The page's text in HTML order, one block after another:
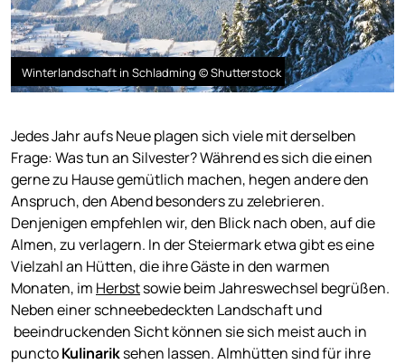
Winterlandschaft in Schladming © Shutterstock
Jedes Jahr aufs Neue plagen sich viele mit derselben
Frage: Was tun an Silvester? Während es sich die einen
gerne zu Hause gemütlich machen, hegen andere den
Anspruch, den Abend besonders zu zelebrieren.
Denjenigen empfehlen wir, den Blick nach oben, auf die
Almen, zu verlagern. In der Steiermark etwa gibt es eine
Vielzahl an Hütten, die ihre Gäste in den warmen
Monaten, im Herbstsowie beim Jahreswechsel begrüßen.
Neben einer schneebedeckten Landschaft und
beeindruckenden Sicht können sie sich meist auch in
punctoKulinariksehen lassen. Almhütten sind für ihre